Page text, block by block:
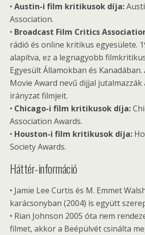
• Austin-i film kritikusok díja:
Association.
• Broadcast Film Critics
rádió és online kritikus egyesülete.
alapítva, ez a legnagyobb
Egyesült Államokban és Kanadában.
Movie Award nevű dijjal
irányzat filmjeit.
• Chicago-i film kritikusok díja:
Association Awards.
• Houston-i film kritikusok díja:
Society Awards.
Háttér-információ
• Jamie Lee Curtis és M. Emmet
karácsonyban (2004) is együtt
• Rian Johnson 2005 óta nem
filmet, akkor a Beépülvét csinálta